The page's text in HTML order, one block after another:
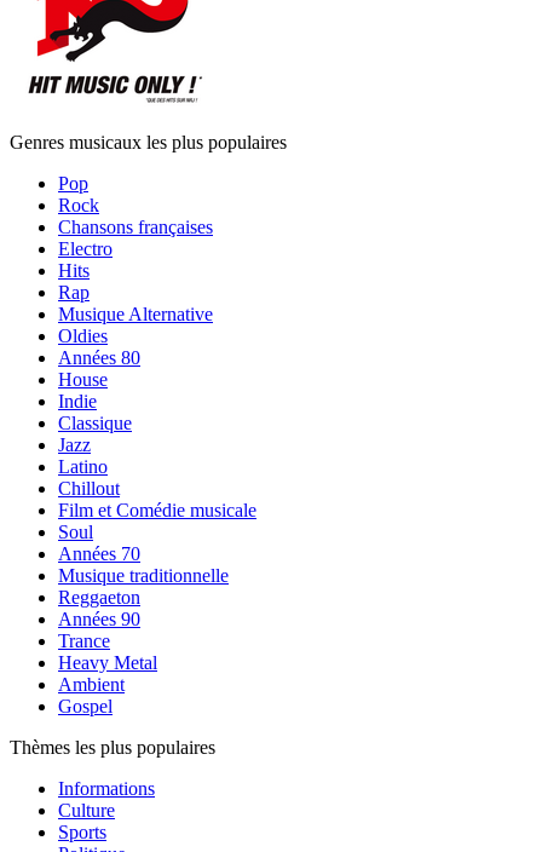
Genres musicaux les plus populaires
Pop
Rock
Chansons françaises
Electro
Hits
Rap
Musique Alternative
Oldies
Années 80
House
Indie
Classique
Jazz
Latino
Chillout
Film et Comédie musicale
Soul
Années 70
Musique traditionnelle
Reggaeton
Années 90
Trance
Heavy Metal
Ambient
Gospel
Thèmes les plus populaires
Informations
Culture
Sports